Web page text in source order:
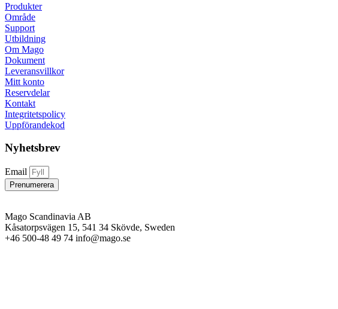
Produkter
Område
Support
Utbildning
Om Mago
Dokument
Leveransvillkor
Mitt konto
Reservdelar
Kontakt
Integritetspolicy
Uppförandekod
Nyhetsbrev
Email
Prenumerera
Mago Scandinavia AB
Kåsatorpsvägen 15, 541 34 Skövde, Sweden
+46 500-48 49 74 info@mago.se